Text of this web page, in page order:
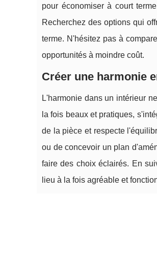
pour économiser à court
Recherchez des options qui
terme. N'hésitez pas à
opportunités à moindre coût.
Créer une harmonie
L'harmonie dans un intérieur
la fois beaux et pratiques,
de la pièce et respecte
ou de concevoir un plan
faire des choix éclairés. En
lieu à la fois agréable et